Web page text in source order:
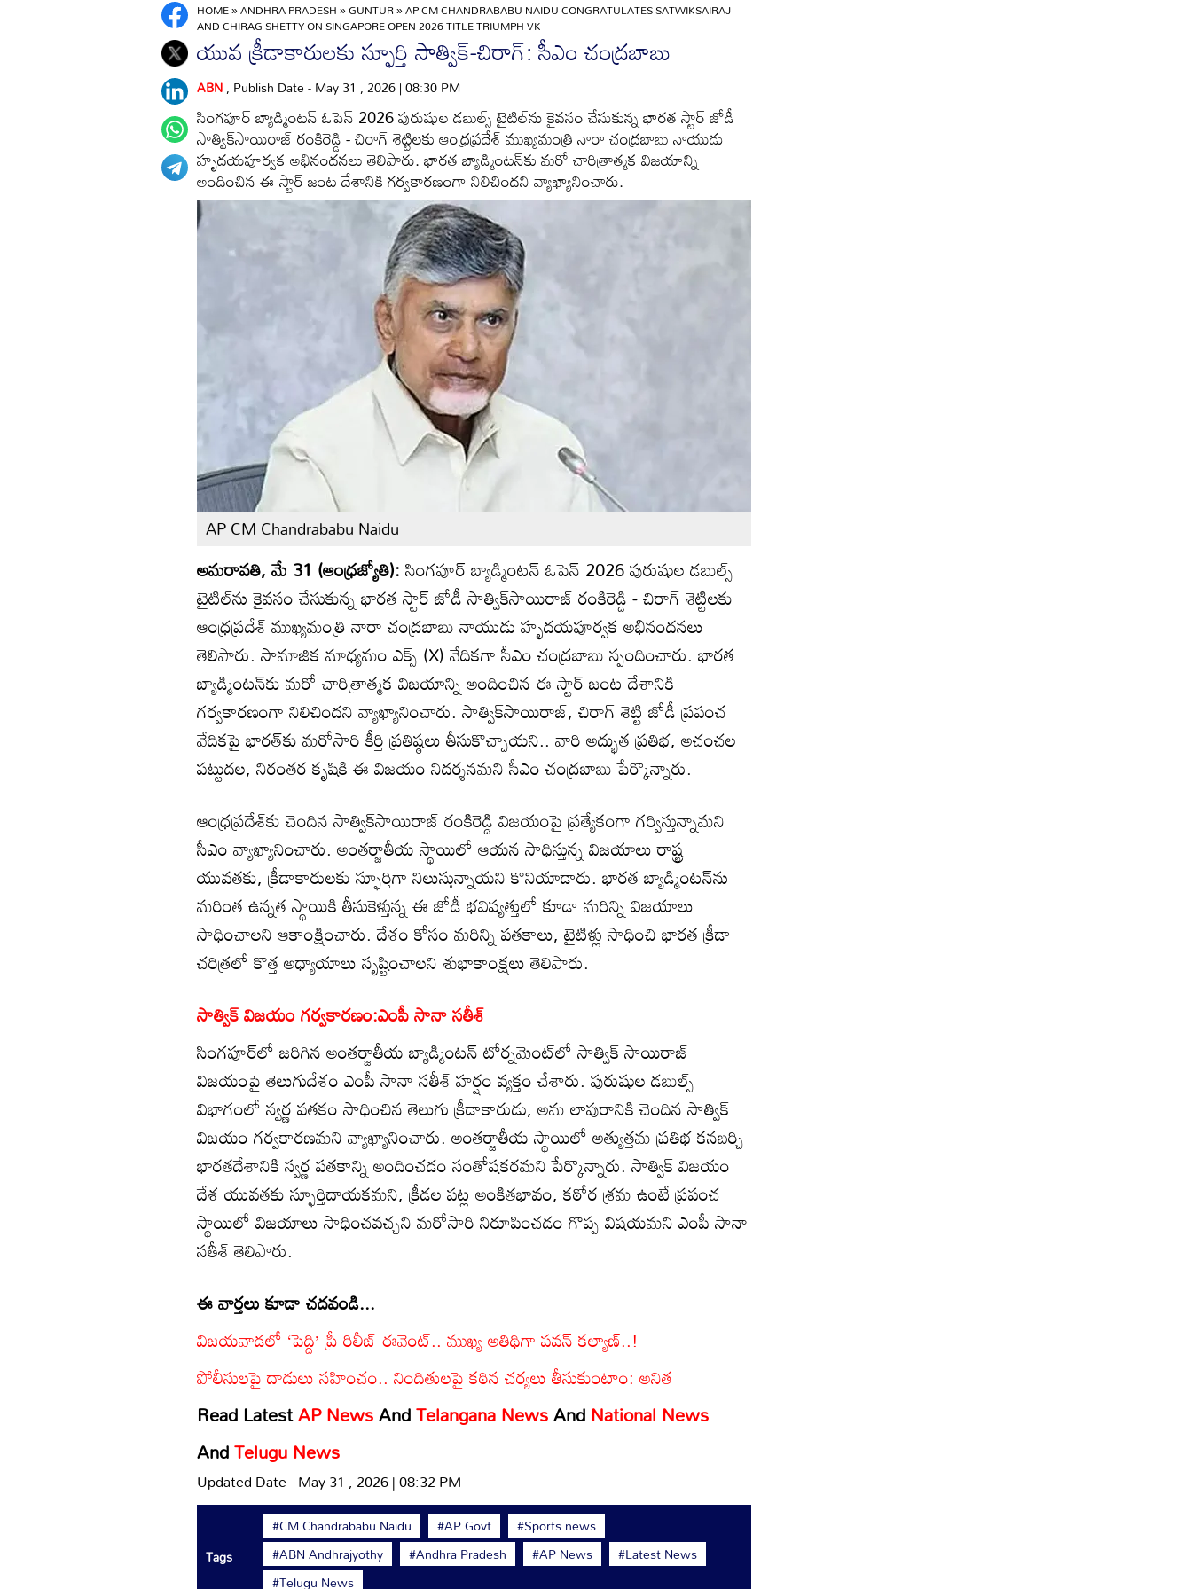
HOME»ANDHRA PRADESH»GUNTUR»AP CM CHANDRABABU NAIDU CONGRATULATES SATWIKSAIRAJ
AND CHIRAG SHETTY ON SINGAPORE OPEN 2026 TITLE TRIUMPH VK
యువ క్రీడాకారులకు స్ఫూర్తి సాత్విక్-చిరాగ్: సీఎం చంద్రబాబు
ABN, Publish Date - May 31 , 2026 | 08:30 PM
సింగపూర్ బ్యాడ్మింటన్ ఓపెన్ 2026 పురుషుల డబుల్స్ టైటిల్‌ను కైవసం చేసుకున్న భారత స్టార్ జోడీ
సాత్విక్‌సాయిరాజ్ రంకిరెడ్డి - చిరాగ్ శెట్టిలకు ఆంధ్రప్రదేశ్ ముఖ్యమంత్రి నారా చంద్రబాబు నాయుడు
హృదయపూర్వక అభినందనలు తెలిపారు. భారత బ్యాడ్మింటన్‌కు మరో చారిత్రాత్మక విజయాన్ని
అందించిన ఈ స్టార్ జంట దేశానికి గర్వకారణంగా నిలిచిందని వ్యాఖ్యానించారు.
AP CM Chandrababu Naidu
అమరావతి, మే 31 (ఆంధ్రజ్యోతి):సింగపూర్ బ్యాడ్మింటన్ ఓపెన్ 2026 పురుషుల డబుల్స్
టైటిల్‌ను కైవసం చేసుకున్న భారత స్టార్ జోడీ సాత్విక్‌సాయిరాజ్ రంకిరెడ్డి - చిరాగ్ శెట్టిలకు
ఆంధ్రప్రదేశ్ ముఖ్యమంత్రి నారా చంద్రబాబు నాయుడు హృదయపూర్వక అభినందనలు
తెలిపారు. సామాజిక మాధ్యమం ఎక్స్ (X) వేదికగా సీఎం చంద్రబాబు స్పందించారు. భారత
బ్యాడ్మింటన్‌కు మరో చారిత్రాత్మక విజయాన్ని అందించిన ఈ స్టార్ జంట దేశానికి
గర్వకారణంగా నిలిచిందని వ్యాఖ్యానించారు. సాత్విక్‌సాయిరాజ్, చిరాగ్ శెట్టి జోడీ ప్రపంచ
వేదికపై భారత్‌కు మరోసారి కీర్తి ప్రతిష్ఠలు తీసుకొచ్చాయని.. వారి అద్భుత ప్రతిభ, అచంచల
పట్టుదల, నిరంతర కృషికి ఈ విజయం నిదర్శనమని సీఎం చంద్రబాబు పేర్కొన్నారు.
ఆంధ్రప్రదేశ్‌కు చెందిన సాత్విక్‌సాయిరాజ్ రంకిరెడ్డి విజయంపై ప్రత్యేకంగా గర్విస్తున్నామని
సీఎం వ్యాఖ్యానించారు. అంతర్జాతీయ స్థాయిలో ఆయన సాధిస్తున్న విజయాలు రాష్ట్ర
యువతకు, క్రీడాకారులకు స్ఫూర్తిగా నిలుస్తున్నాయని కొనియాడారు. భారత బ్యాడ్మింటన్‌ను
మరింత ఉన్నత స్థాయికి తీసుకెళ్తున్న ఈ జోడీ భవిష్యత్తులో కూడా మరిన్ని విజయాలు
సాధించాలని ఆకాంక్షించారు. దేశం కోసం మరిన్ని పతకాలు, టైటిళ్లు సాధించి భారత క్రీడా
చరిత్రలో కొత్త అధ్యాయాలు సృష్టించాలని శుభాకాంక్షలు తెలిపారు.
సాత్విక్ విజయం గర్వకారణం:ఎంపీ సానా సతీశ్
సింగపూర్‌లో జరిగిన అంతర్జాతీయ బ్యాడ్మింటన్ టోర్నమెంట్‌లో సాత్విక్ సాయిరాజ్
విజయంపై తెలుగుదేశం ఎంపీ సానా సతీశ్ హర్షం వ్యక్తం చేశారు. పురుషుల డబుల్స్
విభాగంలో స్వర్ణ పతకం సాధించిన తెలుగు క్రీడాకారుడు, అమ లాపురానికి చెందిన సాత్విక్
విజయం గర్వకారణమని వ్యాఖ్యానించారు. అంతర్జాతీయ స్థాయిలో అత్యుత్తమ ప్రతిభ కనబర్చి
భారతదేశానికి స్వర్ణ పతకాన్ని అందించడం సంతోషకరమని పేర్కొన్నారు. సాత్విక్ విజయం
దేశ యువతకు స్ఫూర్తిదాయకమని, క్రీడల పట్ల అంకితభావం, కఠోర శ్రమ ఉంటే ప్రపంచ
స్థాయిలో విజయాలు సాధించవచ్చని మరోసారి నిరూపించడం గొప్ప విషయమని ఎంపీ సానా
సతీశ్ తెలిపారు.
ఈ వార్తలు కూడా చదవండి...
విజయవాడలో ‘పెద్ది’ ప్రీ రిలీజ్ ఈవెంట్.. ముఖ్య అతిథిగా పవన్ కల్యాణ్..!
పోలీసులపై దాడులు సహించం.. నిందితులపై కఠిన చర్యలు తీసుకుంటాం: అనిత
Read LatestAP NewsAndTelangana NewsAndNational News
AndTelugu News
Updated Date - May 31 , 2026 | 08:32 PM
Tags
#CM Chandrababu Naidu #AP Govt
#Sports news
#ABN Andhrajyothy
#Andhra Pradesh #AP News
#Latest News
#Telugu News